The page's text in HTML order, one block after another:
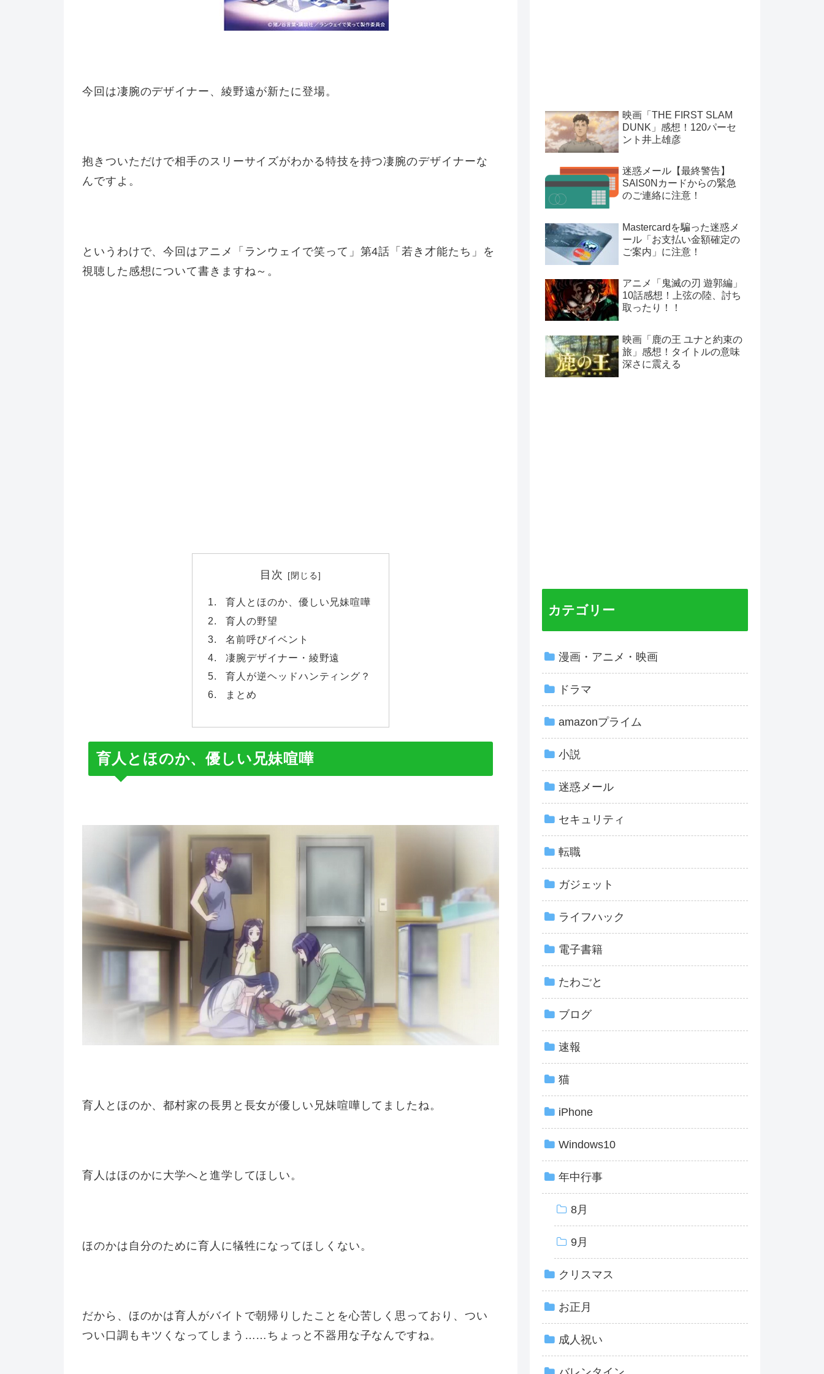
今回は凄腕のデザイナー、綾野遠が新たに登場。
抱きついただけで相手のスリーサイズがわかる特技を持つ凄腕のデザイナーな
んですよ。
というわけで、今回はアニメ「ランウェイで笑って」第4話「若き才能たち」を
視聴した感想について書きますね～。
目次
育人とほのか、優しい兄妹喧嘩
育人の野望
名前呼びイベント
凄腕デザイナー・綾野遠
育人が逆ヘッドハンティング？
まとめ
育人とほのか、優しい兄妹喧嘩
育人とほのか、都村家の長男と長女が優しい兄妹喧嘩してましたね。
育人はほのかに大学へと進学してほしい。
ほのかは自分のために育人に犠牲になってほしくない。
だから、ほのかは育人がバイトで朝帰りしたことを心苦しく思っており、つい
つい口調もキツくなってしまう……ちょっと不器用な子なんですね。
映画「THE FIRST SLAM
DUNK」感想！120パーセ
ント井上雄彦
迷惑メール【最終警告】
SAlS0Nカードからの緊急
のご連絡に注意！
Mastercardを騙った迷惑メ
ール「お支払い金額確定の
ご案内」に注意！
アニメ「鬼滅の刃 遊郭編」
10話感想！上弦の陸、討ち
取ったり！！
映画「鹿の王 ユナと約束の
旅」感想！タイトルの意味
深さに震える
カテゴリー
漫画・アニメ・映画
ドラマ
amazonプライム
小説
迷惑メール
セキュリティ
転職
ガジェット
ライフハック
電子書籍
たわごと
ブログ
速報
猫
iPhone
Windows10
年中行事
8月
9月
クリスマス
お正月
成人祝い